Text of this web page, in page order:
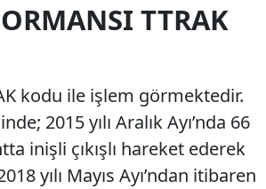
TTRAK
kodu ile işlem görmektedir.
2015 yılı Aralık Ayı’nda 66
inişli çıkışlı hareket ederek
yılı Mayıs Ayı’ndan itibaren